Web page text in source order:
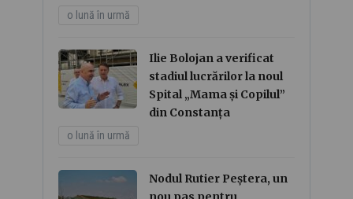
o lună în urmă
Ilie Bolojan a verificat
stadiul lucrărilor la noul
Spital „Mama și Copilul”
din Constanța
o lună în urmă
Nodul Rutier Peștera, un